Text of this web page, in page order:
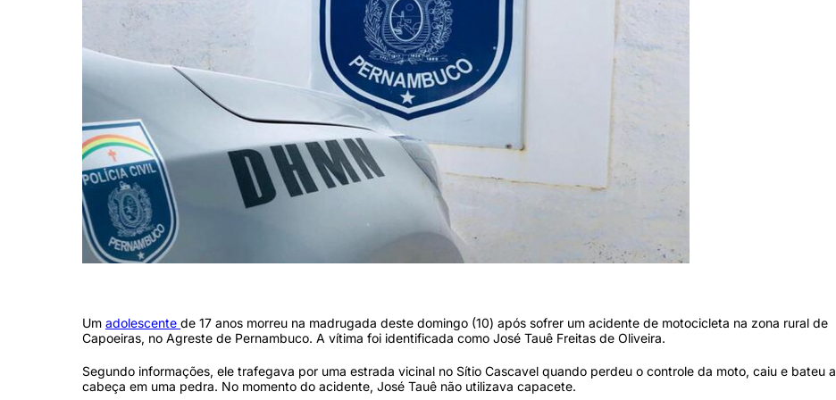
Um adolescente de 17 anos morreu na madrugada deste domingo (10) após sofrer um acidente de motocicleta na zona rural de
Capoeiras, no Agreste de Pernambuco. A vítima foi identificada como José Tauê Freitas de Oliveira.
Segundo informações, ele trafegava por uma estrada vicinal no Sítio Cascavel quando perdeu o controle da moto, caiu e bateu a
cabeça em uma pedra. No momento do acidente, José Tauê não utilizava capacete.